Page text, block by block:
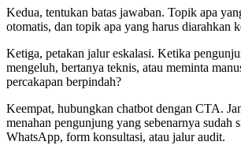
Kedua, tentukan batas jawaban. Topik apa
otomatis, dan topik apa yang harus diarahkan
Ketiga, petakan jalur eskalasi. Ketika
mengeluh, bertanya teknis, atau meminta
percakapan berpindah?
Keempat, hubungkan chatbot dengan CTA.
menahan pengunjung yang sebenarnya sudah
WhatsApp, form konsultasi, atau jalur audit.